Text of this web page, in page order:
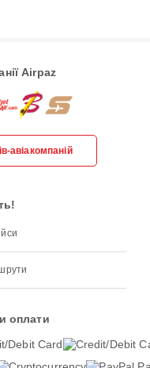
Airpaz
авіакомпаній
оплати